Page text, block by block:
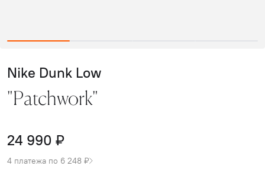
Nike Dunk Low
"Patchwork"
24 990 ₽
4 платежа по 6 248 ₽